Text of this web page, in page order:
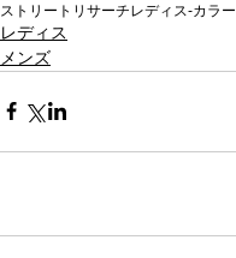
ストリートリサーチレディス-カラー
レディス
メンズ